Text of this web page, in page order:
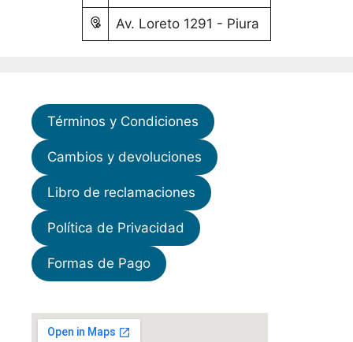
Av. Loreto 1291 - Piura
Términos y Condiciones
Cambios y devoluciones
Libro de reclamaciones
Política de Privacidad
Formas de Pago